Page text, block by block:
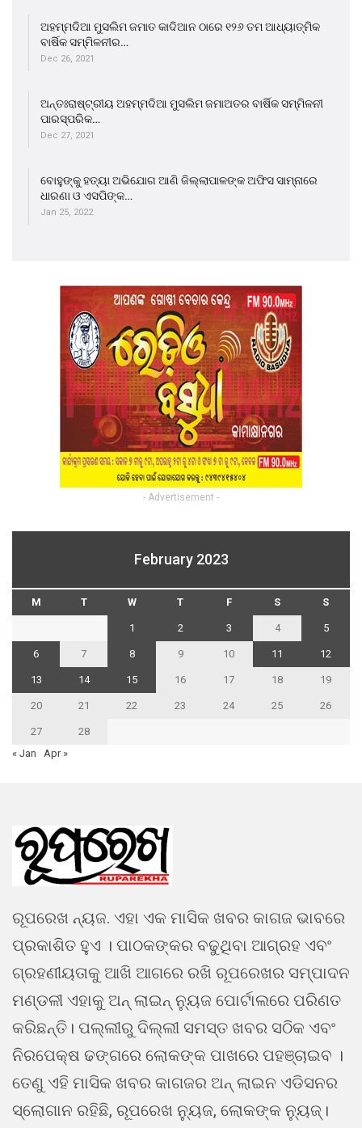
ଅହମ୍ମଦିଆ ମୁସଲିମ ଜମାତ କାଦିଆନ ଠାରେ ୧୨୬ ତମ ଆଧ୍ୟାତ୍ମିକ
ବାର୍ଷିକ ସମ୍ମିଳନୀର…
Dec 26, 2021
ଅନ୍ତଃରାଷ୍ଟ୍ରୀୟ ଅହମ୍ମଦିଆ ମୁସଲିମ ଜମାଅତର ବାର୍ଷିକ ସମ୍ମିଳନୀ
ପାରସ୍ପରିକ…
Dec 27, 2021
ବୋହୁଙ୍କୁ ହତ୍ୟା ଅଭିଯୋଗ ଆଣି ଜିଲ୍ଲାପାଳଙ୍କ ଅଫିସ ସାମ୍ନାରେ
ଧାରଣା ଓ ଏସପିଙ୍କ…
Jan 25, 2022
- Advertisement -
February 2023
M T W T F S S
1 2 3 4 5
6 7 8 9 10 11 12
13 14 15 16 17 18 19
20 21 22 23 24 25 26
27
28
« Jan
Apr »
ରୂପରେଖ ନ୍ୟଜ. ଏହା ଏକ ମାସିକ ଖବର କାଗଜ ଭାବରେ
ପ୍ରକାଶିତ ହୁଏ । ପାଠକଙ୍କର ବଢୁଥିବା ଆଗ୍ରହ ଏବଂ
ଗ୍ରହଣୀୟତାକୁ ଆଖି ଆଗରେ ରଖି ରୂପରେଖର ସମ୍ପାଦନ
ମଣ୍ଡଳୀ ଏହାକୁ ଅନ୍ ଲାଇନ୍ ନ୍ୟୁଜ ପୋର୍ଟାଲରେ ପରିଣତ
କରିଛନ୍ତି। ପଲ୍ଲୀରୁ ଦିଲ୍ଲୀ ସମସ୍ତ ଖବର ସଠିକ ଏବଂ
ନିରପେକ୍ଷ ଢଙ୍ଗରେ ଲୋକଙ୍କ ପାଖରେ ପହଞ୍ଚାଇବ ।
ତେଣୁ ଏହି ମାସିକ ଖବର କାଗଜର ଅନ୍ ଲାଇନ ଏଡିସନର
ସ୍ଲୋଗାନ ରହିଛି, ରୂପରେଖ ନ୍ୟୁଜ, ଲୋକଙ୍କ ନ୍ୟୁଜ୍।